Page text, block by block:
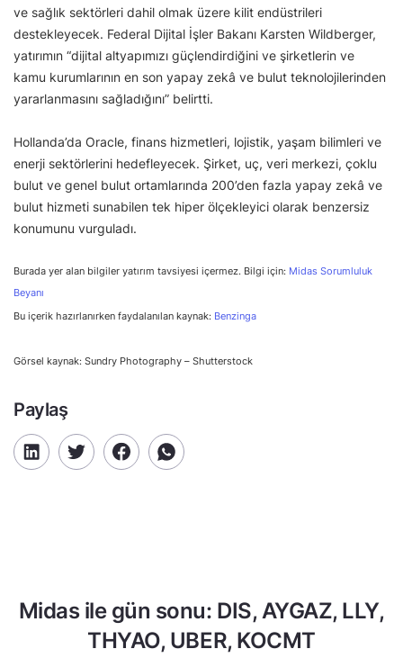
ve sağlık sektörleri dahil olmak üzere kilit endüstrileri
destekleyecek. Federal Dijital İşler Bakanı Karsten Wildberger,
yatırımın “dijital altyapımızı güçlendirdiğini ve şirketlerin ve
kamu kurumlarının en son yapay zekâ ve bulut teknolojilerinden
yararlanmasını sağladığını” belirtti.
Hollanda’da Oracle, finans hizmetleri, lojistik, yaşam bilimleri ve
enerji sektörlerini hedefleyecek. Şirket, uç, veri merkezi, çoklu
bulut ve genel bulut ortamlarında 200’den fazla yapay zekâ ve
bulut hizmeti sunabilen tek hiper ölçekleyici olarak benzersiz
konumunu vurguladı.
Burada yer alan bilgiler yatırım tavsiyesi içermez. Bilgi için: Midas Sorumluluk
Beyanı
Bu içerik hazırlanırken faydalanılan kaynak: Benzinga
Görsel kaynak: Sundry Photography – Shutterstock
Paylaş
Midas ile gün sonu: DIS, AYGAZ, LLY,
THYAO, UBER, KOCMT